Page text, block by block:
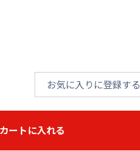
お気に入りに登録する
ートに入れる